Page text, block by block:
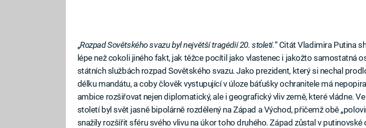
„Rozpad Sovětského svazu byl největší tragédií 20. století.“ Citát Vladimira Putina
lépe než cokoli jiného fakt, jak těžce pocítil jako vlastenec i jakožto samostatná
státních službách rozpad Sovětského svazu. Jako prezident, který si nechal
délku mandátu, a coby člověk vystupující v úloze báťušky ochranitele má
ambice rozšiřovat nejen diplomatický, ale i geografický vliv země, které vládne.
století byl svět jasně bipolárně rozdělený na Západ a Východ, přičemž obě
snažily rozšířit sféru svého vlivu na úkor toho druhého. Západ zůstal v putinovské